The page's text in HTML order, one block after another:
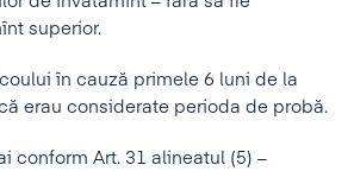
superior.
în cauză primele 6 luni de la
erau considerate perioda de probă.
conform Art. 31 alineatul (5) –